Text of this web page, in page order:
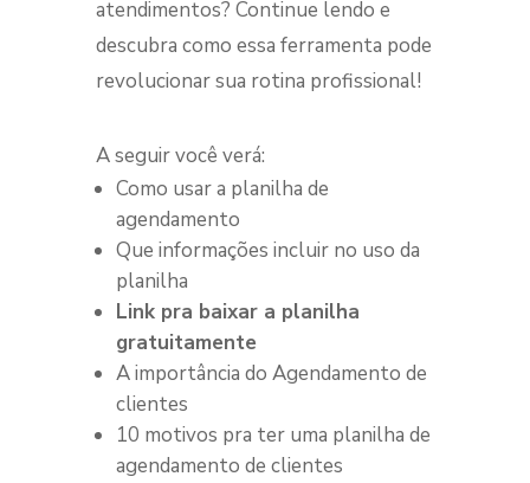
atendimentos? Continue lendo e
descubra como essa ferramenta pode
revolucionar sua rotina profissional!
A seguir você verá:
Como usar a planilha de
agendamento
Que informações incluir no uso da
planilha
Link pra baixar a planilha
gratuitamente
A importância do Agendamento de
clientes
10 motivos pra ter uma planilha de
agendamento de clientes